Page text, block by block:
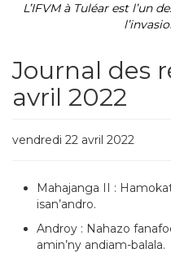
L’IFVM à Tuléar est l’un
Journal des
avril 2022
vendredi 22 avril 2022
Mahajanga II :
isan’andro.
Androy : Nahazo
amin’ny andiam-balala.